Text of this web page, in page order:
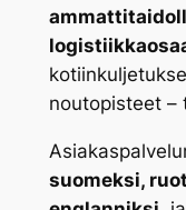
noutopisteet –
suomeksi,